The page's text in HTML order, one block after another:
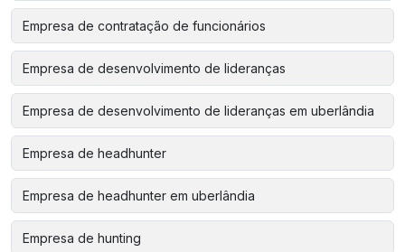
Empresa de contratação de funcionários
Empresa de desenvolvimento de lideranças
Empresa de desenvolvimento de lideranças em uberlândia
Empresa de headhunter
Empresa de headhunter em uberlândia
Empresa de hunting